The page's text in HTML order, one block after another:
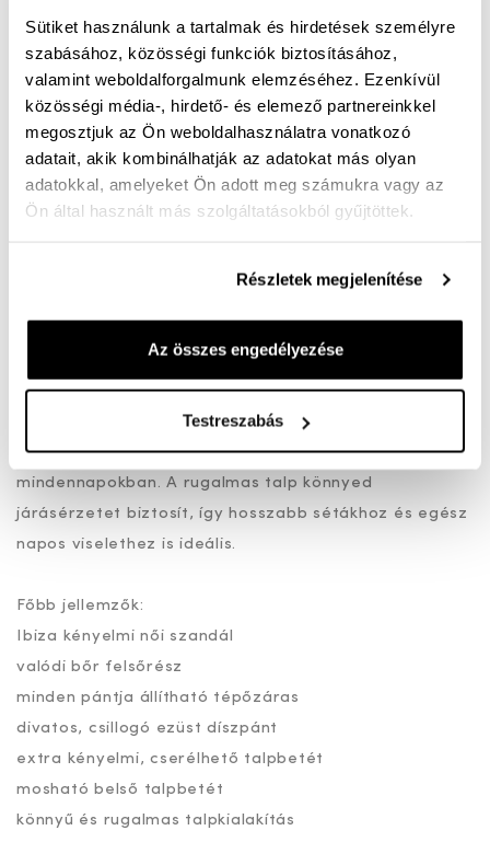
Sütiket használunk a tartalmak és hirdetések személyre
szabásához, közösségi funkciók biztosításához,
valamint weboldalforgalmunk elemzéséhez. Ezenkívül
közösségi média-, hirdető- és elemező partnereinkkel
megosztjuk az Ön weboldalhasználatra vonatkozó
adatait, akik kombinálhatják az adatokat más olyan
adatokkal, amelyeket Ön adott meg számukra vagy az
Ön által használt más szolgáltatásokból gyűjtöttek.
Részletek megjelenítése
Az összes engedélyezése
Testreszabás
Az Ibiza szandál a nyári szezon egyik legkedveltebb
kényelmi modellje, amely stílusos megjelenésével és
praktikus kialakításával hódít. A valódi bőr felsőrész
elegáns és kényelmes viseletet biztosít, miközben
minden pántja állítható tépőzárral készült, így
tökéletesen a láb formájához igazítható.
átívelő, divatos csillogó ezüst pánt, amely modern,
egyszerre sportosan kényelmes és divatos választás.
Az extra kényelmi talpbetét cserélhető és mosható,
ami praktikus és higiénikus megoldást kínál a
mindennapokban. A rugalmas talp könnyed
járásérzetet biztosít, így hosszabb sétákhoz és egész
napos viselethez is ideális.
Főbb jellemzők:
Ibiza kényelmi női szandál
valódi bőr felsőrész
minden pántja állítható tépőzáras
divatos, csillogó ezüst díszpánt
extra kényelmi, cserélhető talpbetét
mosható belső talpbetét
könnyű és rugalmas talpkialakítás